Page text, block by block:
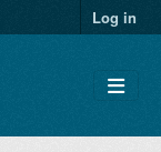
Log in